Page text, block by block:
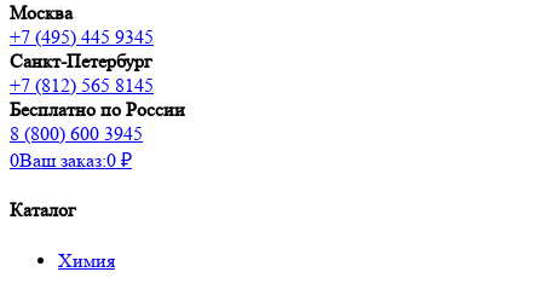
Москва
+7 (495) 445 9345
Санкт-Петербург
+7 (812) 565 8145
Бесплатно по России
8 (800) 600 3945
0Ваш заказ:0 ₽
Каталог
Химия